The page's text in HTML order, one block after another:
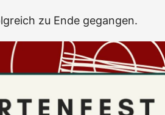
zu Ende gegangen.